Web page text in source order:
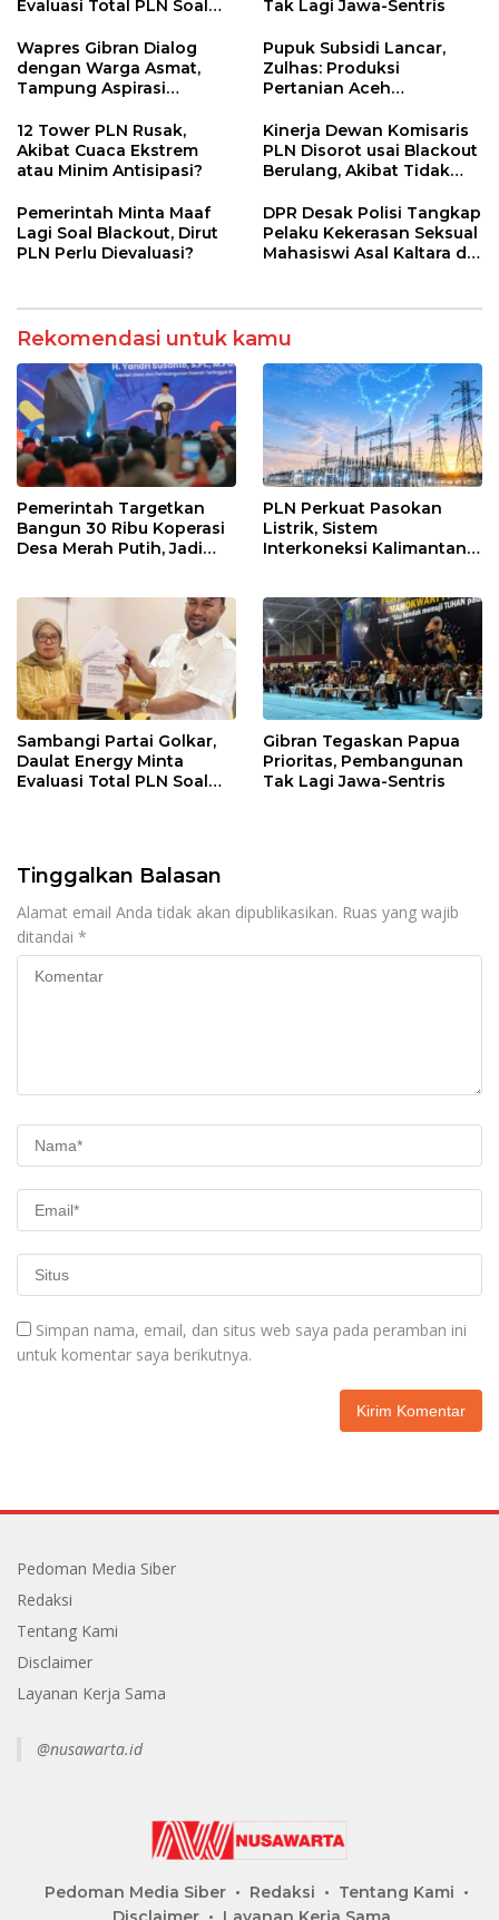
Evaluasi Total PLN Soal
Tak Lagi Jawa-Sentris
Wapres Gibran Dialog
dengan Warga Asmat,
Tampung Aspirasi
Perempuan Adat
Pupuk Subsidi Lancar,
Zulhas: Produksi
Pertanian Aceh
12 Tower PLN Rusak,
Akibat Cuaca Ekstrem
atau Minim Antisipasi?
Kinerja Dewan Komisaris
PLN Disorot usai Blackout
Berulang, Akibat Tidak
Pemerintah Minta Maaf
Lagi Soal Blackout, Dirut
PLN Perlu Dievaluasi?
DPR Desak Polisi Tangkap
Pelaku Kekerasan Seksual
Mahasiswi Asal Kaltara di
Rekomendasi untuk kamu
Pemerintah Targetkan
Bangun 30 Ribu Koperasi
Desa Merah Putih, Jadi
Desa
PLN Perkuat Pasokan
Listrik, Sistem
Interkoneksi Kalimantan
Sambangi Partai Golkar,
Daulat Energy Minta
Evaluasi Total PLN Soal
Gibran Tegaskan Papua
Prioritas, Pembangunan
Tak Lagi Jawa-Sentris
Tinggalkan Balasan
Alamat email Anda tidak akan dipublikasikan. Ruas yang wajib
ditandai *
Simpan nama, email, dan situs web saya pada peramban ini
untuk komentar saya berikutnya.
Pedoman Media Siber
Redaksi
Tentang Kami
Disclaimer
Layanan Kerja Sama
@nusawarta.id
Pedoman Media Siber Redaksi
Tentang Kami